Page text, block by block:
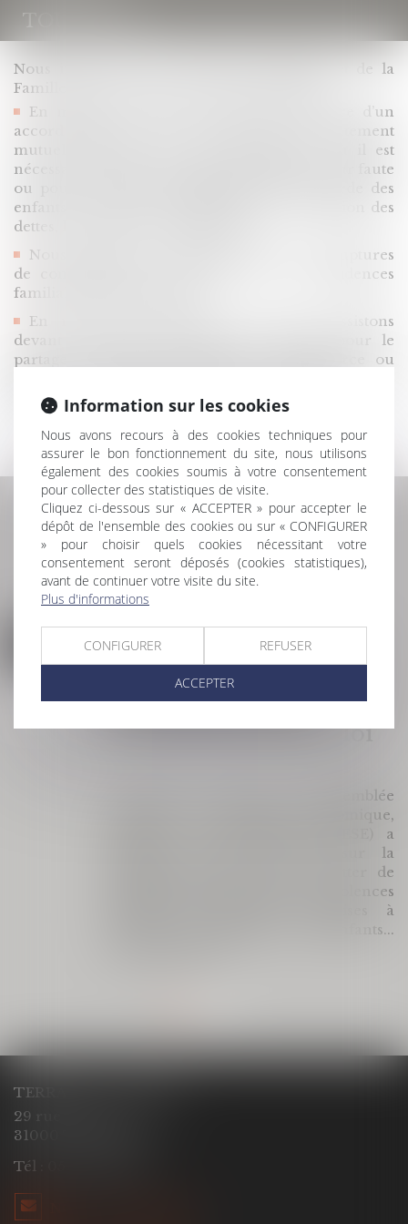
TOULOUSE
Nous intervenons en droit des personnes et de la
Famille, dans le cadre de situations multiples :
En matière de divorce, tant dans le cadre d’un
accord négocié avec le divorce par consentement
mutuel sans juge, que dans l’hypothèse où il est
nécessaire d’en saisir un lors d’un divorce pour faute
ou pour trancher des difficultés telles la garde des
enfants, les pensions alimentaires, la répartition des
dettes, la prestation compensatoire ;
Nous intervenons, également, en cas de ruptures
de concubinage ou de PACS avec les incidences
familiales et patrimoniales.
En matière patrimoniale, nous vous assistons
devant le Notaire ou devant le tribunal pour le
partage d’intérêts patrimoniaux après divorce ou
pour un changement de régime matrimonial.
L'ACTU DU DROIT DES
PERSONNES ET DE LA
FAMILLE
Loi intégrale contre les
violences sexistes et
sexuelles : le CESE pose
les conditions de
réussite de la future loi
Saisi par la Présidente de l'Assemblée
nationale, le Conseil économique,
social et environnemental (CESE) a
adopté ce jour son avis sur la
proposition de loi visant à lutter de
manière intégrale contre les violences
sexistes et sexuelles commises à
l'encontre des femmes et des enfants...
TERRACOL - ÇABALET
29 rue Ozenne
31000 TOULOUSE
Tél :
Information sur les cookies
Nous avons recours à des cookies techniques pour
assurer le bon fonctionnement du site, nous utilisons
également des cookies soumis à votre consentement
pour collecter des statistiques de visite.
Cliquez ci-dessous sur « ACCEPTER » pour accepter le
dépôt de l'ensemble des cookies ou sur « CONFIGURER
» pour choisir quels cookies nécessitant votre
consentement seront déposés (cookies statistiques),
avant de continuer votre visite du site.
Plus d'informations
CONFIGURER REFUSER
ACCEPTER